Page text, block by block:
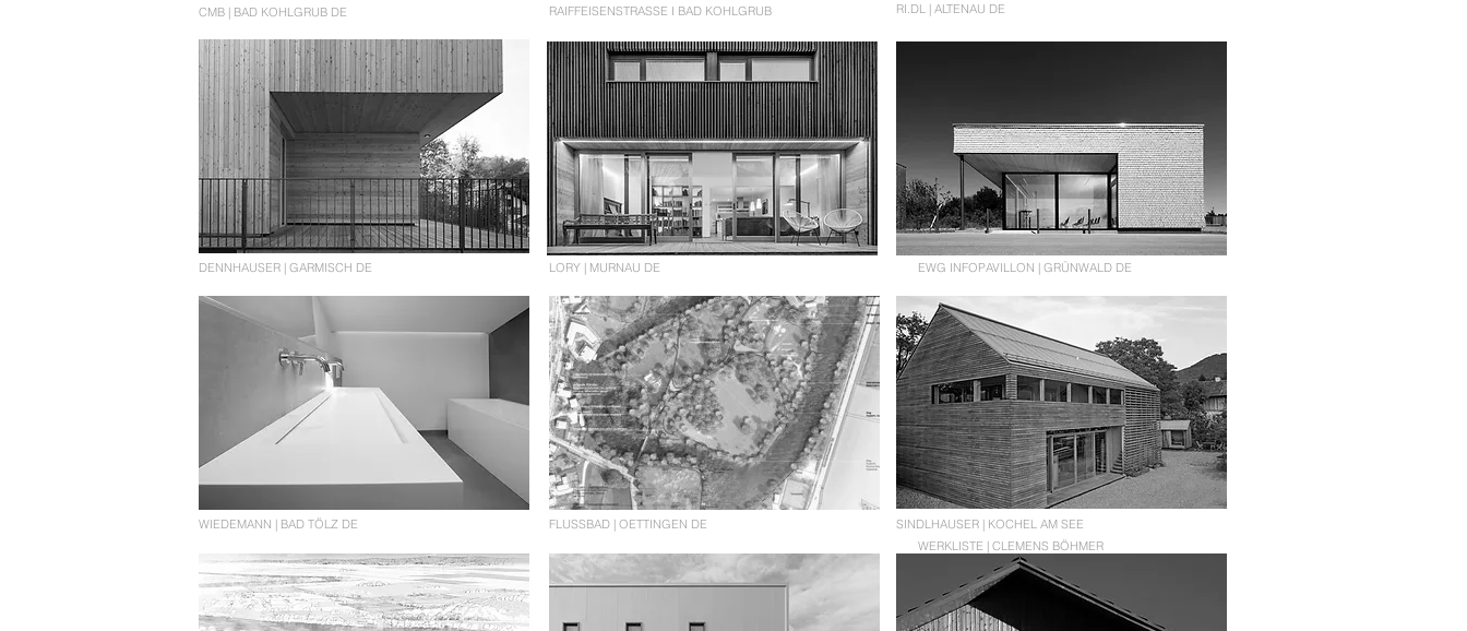
CMB | BAD KOHLGRUB DE
DENNHAUSER | GARMISCH DE
WIEDEMANN | BAD TÖLZ DE
RAIFFEISENSTRASSE I BAD KOHLGRUB
LORY | MURNAU DE
FLUSSBAD | OETTINGEN DE
RI.DL | ALTENAU DE
EWG INFOPAVILLON | GRÜNWALD DE
WERKLISTE | CLEMENS BÖHMER
SINDLHAUSER | KOCHEL AM SEE